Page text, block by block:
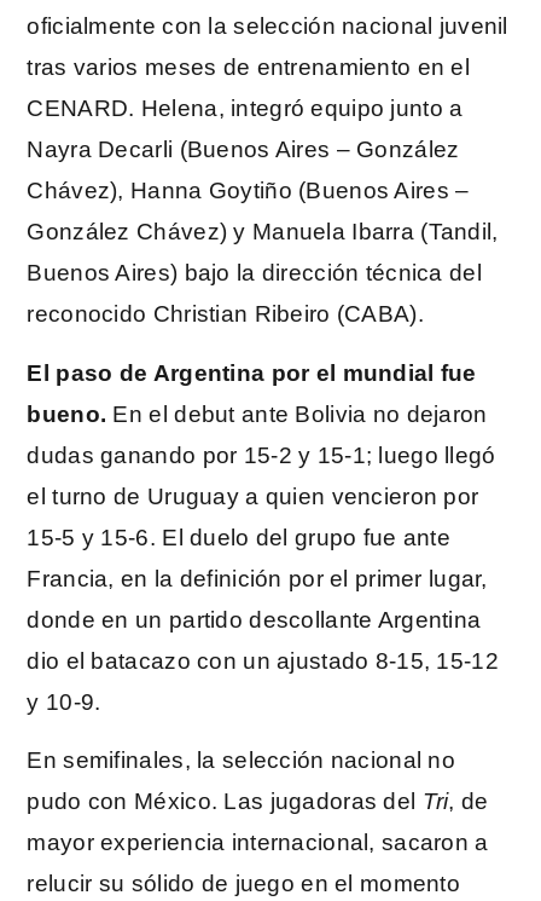
oficialmente con la selección nacional juvenil
tras varios meses de entrenamiento en el
CENARD. Helena, integró equipo junto a
Nayra Decarli (Buenos Aires – González
Chávez), Hanna Goytiño (Buenos Aires –
González Chávez) y Manuela Ibarra (Tandil,
Buenos Aires) bajo la dirección técnica del
reconocido Christian Ribeiro (CABA).
El paso de Argentina por el mundial fue
bueno. En el debut ante Bolivia no dejaron
dudas ganando por 15-2 y 15-1; luego llegó
el turno de Uruguay a quien vencieron por
15-5 y 15-6. El duelo del grupo fue ante
Francia, en la definición por el primer lugar,
donde en un partido descollante Argentina
dio el batacazo con un ajustado 8-15, 15-12
y 10-9.
En semifinales, la selección nacional no
pudo con México. Las jugadoras del Tri, de
mayor experiencia internacional, sacaron a
relucir su sólido de juego en el momento